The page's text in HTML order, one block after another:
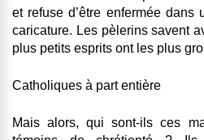
et refuse d’être enfermée dans
caricature. Les pèlerins savent
plus petits esprits ont les plus
Catholiques à part entière
Mais alors, qui sont-ils ces